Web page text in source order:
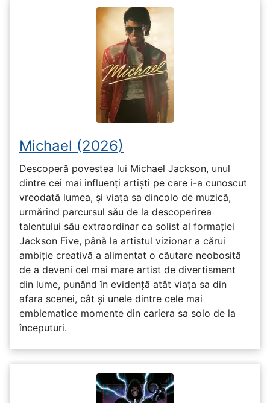
Michael (2026)
Descoperă povestea lui Michael Jackson, unul
dintre cei mai influenți artiști pe care i-a cunoscut
vreodată lumea, și viața sa dincolo de muzică,
urmărind parcursul său de la descoperirea
talentului său extraordinar ca solist al formației
Jackson Five, până la artistul vizionar a cărui
ambiție creativă a alimentat o căutare neobosită
de a deveni cel mai mare artist de divertisment
din lume, punând în evidență atât viața sa din
afara scenei, cât și unele dintre cele mai
emblematice momente din cariera sa solo de la
începuturi.